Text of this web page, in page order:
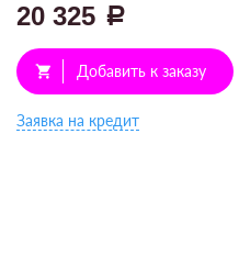
20 325 a
shopping_cart Добавить к заказу
Заявка на кредит